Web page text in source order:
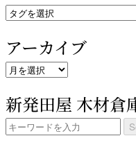
ー
アーカイブ
ア
カ
イ
ブ
新発田屋 木材倉
Search